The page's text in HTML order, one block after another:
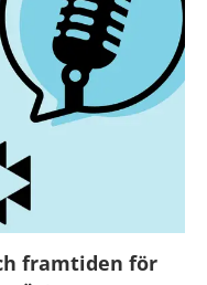
framtiden för